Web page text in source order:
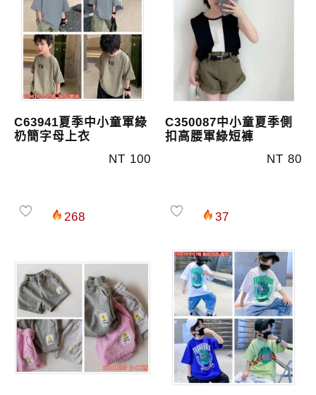
C63941夏季中小童軍綠
㭁簡字母上衣
NT 100
268
C350087中小童夏季側
扣高腰軍綠短褲
NT 80
37